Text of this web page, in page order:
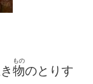
き物
もの
のとりす